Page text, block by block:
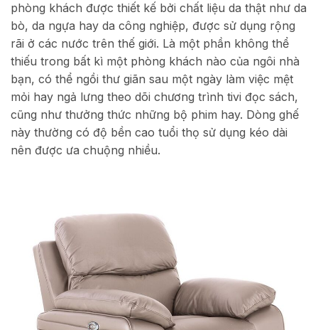
phòng khách được thiết kế bởi chất liệu da thật như da
bò, da ngựa hay da công nghiệp, được sử dụng rộng
rãi ở các nước trên thế giới. Là một phần không thể
thiếu trong bất kì một phòng khách nào của ngôi nhà
bạn, có thể ngồi thư giãn sau một ngày làm việc mệt
mỏi hay ngả lưng theo dõi chương trình tivi đọc sách,
cũng như thưởng thức những bộ phim hay. Dòng ghế
này thường có độ bền cao tuổi thọ sử dụng kéo dài
nên được ưa chuộng nhiều.